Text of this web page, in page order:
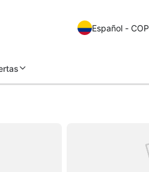
Español - COP